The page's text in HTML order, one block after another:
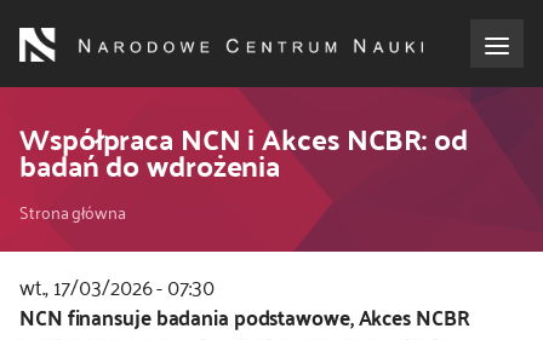
treści
dla wnioskodawców
dla realizujących projekty
dla ekspertów
Współpraca NCN i Akces NCBR: od
badań do wdrożenia
Ścieżka
nawigacyjna
Strona główna
wt., 17/03/2026 - 07:30
Kod
NCN finansuje badania podstawowe, Akces NCBR